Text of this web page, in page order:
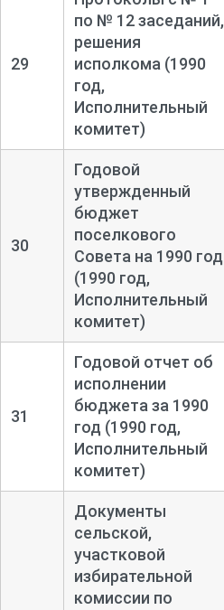
29
по № 12 заседаний,
решения
исполкома (1990
год,
Исполнительный
комитет)
30
Годовой
утвержденный
бюджет
поселкового
Совета на 1990 год
(1990 год,
Исполнительный
комитет)
31
Годовой отчет об
исполнении
бюджета за 1990
год (1990 год,
Исполнительный
комитет)
Документы
сельской,
участковой
избирательной
комиссии по